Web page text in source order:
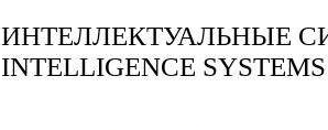
ИНТЕЛЛЕКТУАЛЬНЫЕ
INTELLIGENCE SYSTEMS